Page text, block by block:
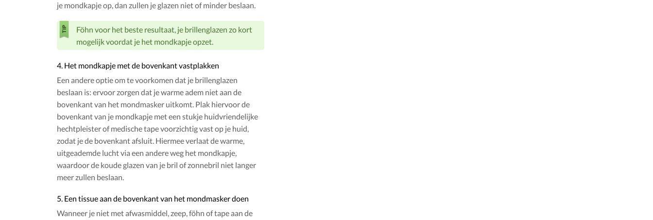
je mondkapje op, dan zullen je glazen niet of minder beslaan.
Föhn voor het beste resultaat, je brillenglazen zo kort
mogelijk voordat je het mondkapje opzet.
4. Het mondkapje met de bovenkant vastplakken
Een andere optie om te voorkomen dat je brillenglazen
beslaan is: ervoor zorgen dat je warme adem niet aan de
bovenkant van het mondmasker uitkomt. Plak hiervoor de
bovenkant van je mondkapje met een stukje huidvriendelijke
hechtpleister of medische tape voorzichtig vast op je huid,
zodat je de bovenkant afsluit. Hiermee verlaat de warme,
uitgeademde lucht via een andere weg het mondkapje,
waardoor de koude glazen van je bril of zonnebril niet langer
meer zullen beslaan.
5. Een tissue aan de bovenkant van het mondmasker doen
Wanneer je niet met afwasmiddel, zeep, föhn of tape aan de